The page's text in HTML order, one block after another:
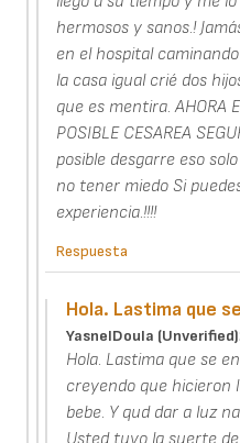
hermosos y sanos.!
en el hospital
la casa igual crié dos
que es mentira. AHORA
POSIBLE CESAREA
posible desgarre eso
no tener miedo Si
experiencia.!!!!
Respuesta
Hola. Lastima que se
YasnelDoula (unverified)
Hola. Lastima que se
creyendo que hicieron
bebe. Y qud dar a luz
Usted tuvo la suerte